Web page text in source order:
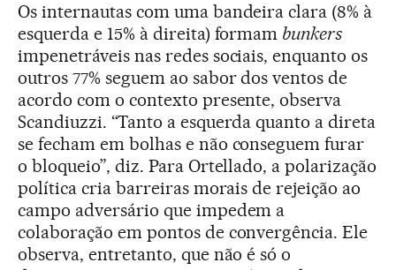
Os internautas com uma bandeira clara (8% à
esquerda e 15% à direita) formam bunkers
impenetráveis nas redes sociais, enquanto os
outros 77% seguem ao sabor dos ventos de
acordo com o contexto presente, observa
Scandiuzzi. “Tanto a esquerda quanto a direta
se fecham em bolhas e não conseguem furar
o bloqueio”, diz. Para Ortellado, a polarização
política cria barreiras morais de rejeição ao
campo adversário que impedem a
colaboração em pontos de convergência. Ele
observa, entretanto, que não é só o